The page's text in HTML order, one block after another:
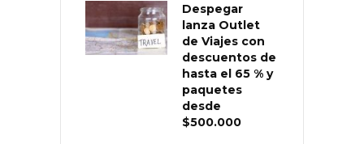
Despegar
lanza Outlet
de Viajes con
descuentos de
hasta el 65 % y
paquetes
desde
$500.000